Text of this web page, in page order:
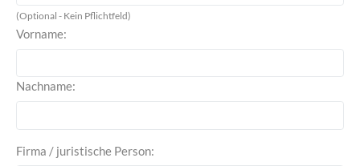
(Optional - Kein Pflichtfeld)
Vorname:
Nachname:
Firma / juristische Person: